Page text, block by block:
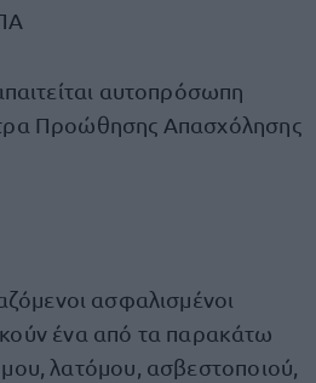
αυτοπρόσωπη
Προώθησης Απασχόλησης
ασφαλισμένοι
ένα από τα παρακάτω
λατόμου, ασβεστοποιού,